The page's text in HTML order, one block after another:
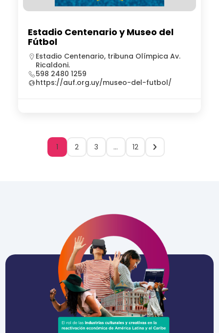
Estadio Centenario y Museo del
Fútbol
Estadio Centenario, tribuna Olímpica Av.
Ricaldoni.
598 2480 1259
https://auf.org.uy/museo-del-futbol/
1 2 3 … 12